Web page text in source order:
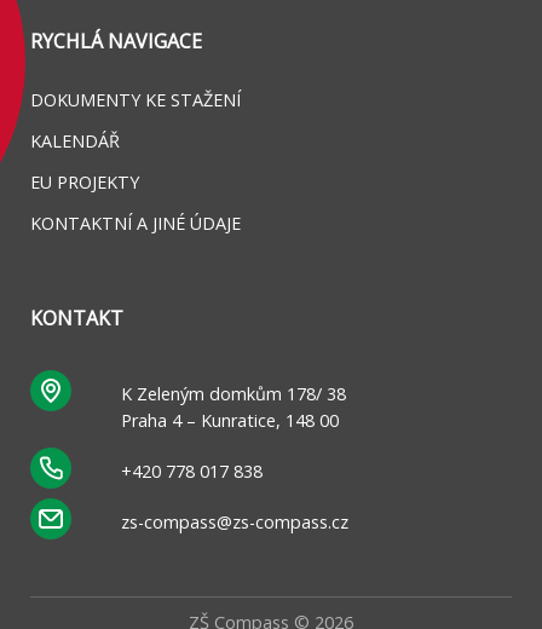
RYCHLÁ NAVIGACE
DOKUMENTY KE STAŽENÍ
KALENDÁŘ
EU PROJEKTY
KONTAKTNÍ A JINÉ ÚDAJE
KONTAKT
K Zeleným domkům 178/ 38
Praha 4 – Kunratice, 148 00
+420 778 017 838
zs-compass@zs-compass.cz
ZŠ Compass © 2026